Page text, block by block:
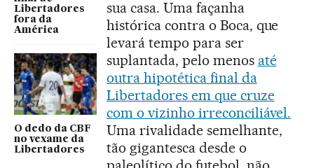
Libertadores
fora da
América
O dedo da CBF
no vexame da
Libertadores
sua casa. Uma façanha
histórica contra o Boca, que
levará tempo para ser
suplantada, pelo menos até
outra hipotética final da
Libertadores em que cruze
com o vizinho irreconciliável.
Uma rivalidade semelhante,
tão gigantesca desde o